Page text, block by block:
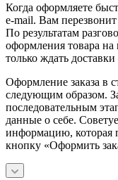
Когда оформляете
e-mail. Вам
По результатам
оформления товара
только ждать
Оформление заказа в
следующим образом.
последовательным
данные о себе.
информацию, которая
кнопку «Оформить